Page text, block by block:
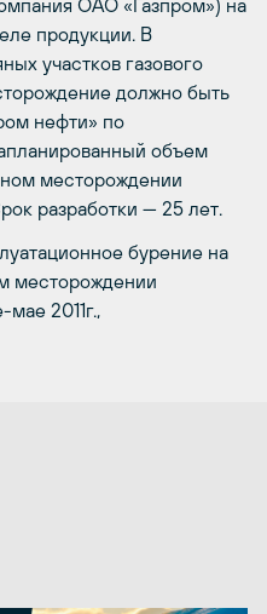
ОАО «Газпром») на
продукции. В
участков газового
должно быть
нефти» по
объем
месторождении
разработки — 25 лет.
бурение на
месторождении
мае 2011г.,